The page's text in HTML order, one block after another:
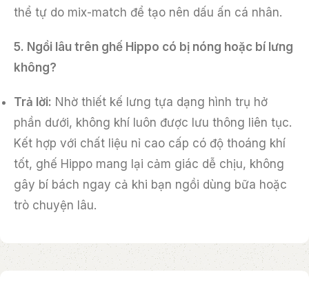
thể tự do mix-match để tạo nên dấu ấn cá nhân.
5. Ngồi lâu trên ghế Hippo có bị nóng hoặc bí lưng
không?
Trả lời: Nhờ thiết kế lưng tựa dạng hình trụ hở
phần dưới, không khí luôn được lưu thông liên tục.
Kết hợp với chất liệu nỉ cao cấp có độ thoáng khí
tốt, ghế Hippo mang lại cảm giác dễ chịu, không
gây bí bách ngay cả khi bạn ngồi dùng bữa hoặc
trò chuyện lâu.